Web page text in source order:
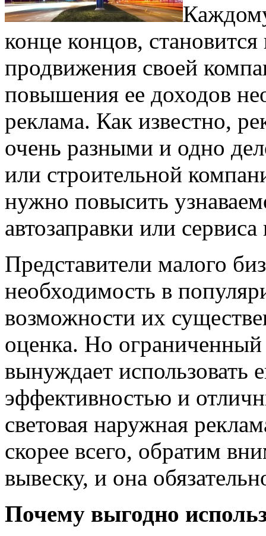
конце концов,
продвижения своей
повышения ее доходов
реклама. Как известно,
очень разными и одно
или строительной
нужно повысить
автозаправки или
Представители малого
необходимость в
возможности их
оценка. Но
вынуждает использовать
эффективностью и
световая наружная
скорее всего, обратим
вывеску, и она
Почему выгодно